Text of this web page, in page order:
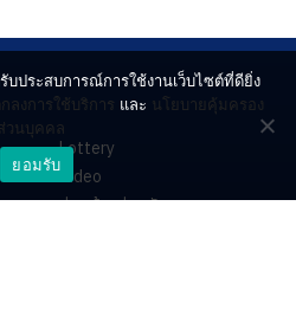
Lottery
Video
ร่วมด้วยช่วยกัน
บประสบการณ์การใช้งานเว็บไซต์ที่ดียิ่ง
ลงการใช้บริการ และ นโยบายคุ้มครอง
วนบุคคล
ยอมรับ